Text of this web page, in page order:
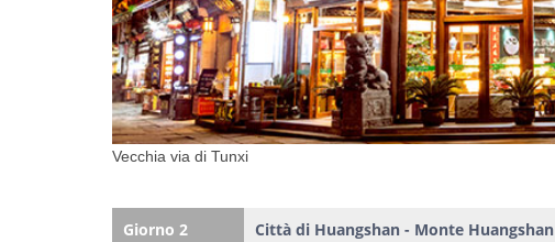
Vecchia via di Tunxi
Giorno 2 Città di Huangshan - Monte Huangshan